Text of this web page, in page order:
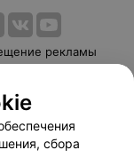
рекламы
оплаты
сбора